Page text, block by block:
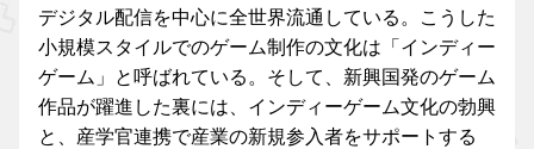
デジタル配信を中心に全世界流通している。こうした
小規模スタイルでのゲーム制作の文化は「インディー
ゲーム」と呼ばれている。そして、新興国発のゲーム
作品が躍進した裏には、インディーゲーム文化の勃興
と、産学官連携で産業の新規参入者をサポートする